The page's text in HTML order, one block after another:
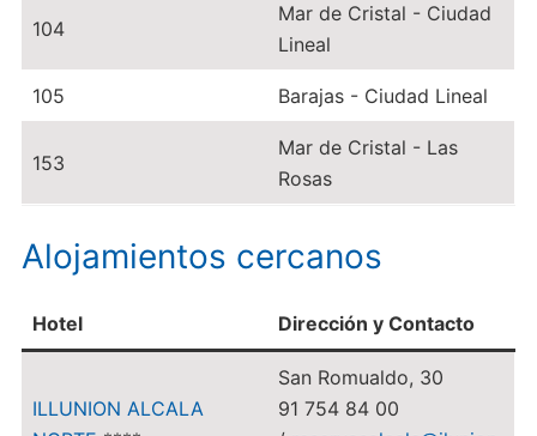
104
Mar de Cristal - Ciudad
Lineal
105 Barajas - Ciudad Lineal
153
Mar de Cristal - Las
Rosas
Alojamientos cercanos
Hotel Dirección y Contacto
ILLUNION ALCALA
San Romualdo, 30
91 754 84 00